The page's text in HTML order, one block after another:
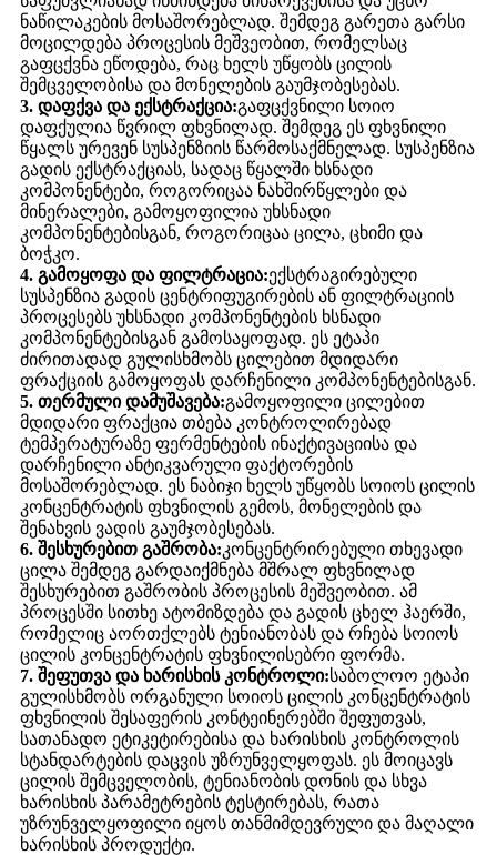
ნაწილაკების მოსაშორებლად. შემდეგ გარეთა გარსი
მოცილდება პროცესის მეშვეობით, რომელსაც
გაფცქვნა ეწოდება, რაც ხელს უწყობს ცილის
შემცველობისა და მონელების გაუმჯობესებას.
3. დაფქვა და ექსტრაქცია:გაფცქვნილი სოიო
დაფქულია წვრილ ფხვნილად. შემდეგ ეს ფხვნილი
წყალს ურევენ სუსპენზიის წარმოსაქმნელად. სუსპენზია
გადის ექსტრაქციას, სადაც წყალში ხსნადი
კომპონენტები, როგორიცაა ნახშირწყლები და
მინერალები, გამოყოფილია უხსნადი
კომპონენტებისგან, როგორიცაა ცილა, ცხიმი და
ბოჭკო.
4. გამოყოფა და ფილტრაცია:ექსტრაგირებული
სუსპენზია გადის ცენტრიფუგირების ან ფილტრაციის
პროცესებს უხსნადი კომპონენტების ხსნადი
კომპონენტებისგან გამოსაყოფად. ეს ეტაპი
ძირითადად გულისხმობს ცილებით მდიდარი
ფრაქციის გამოყოფას დარჩენილი კომპონენტებისგან.
5. თერმული დამუშავება:გამოყოფილი ცილებით
მდიდარი ფრაქცია თბება კონტროლირებად
ტემპერატურაზე ფერმენტების ინაქტივაციისა და
დარჩენილი ანტიკვარული ფაქტორების
მოსაშორებლად. ეს ნაბიჯი ხელს უწყობს სოიოს ცილის
კონცენტრატის ფხვნილის გემოს, მონელების და
შენახვის ვადის გაუმჯობესებას.
6. შესხურებით გაშრობა:კონცენტრირებული თხევადი
ცილა შემდეგ გარდაიქმნება მშრალ ფხვნილად
შესხურებით გაშრობის პროცესის მეშვეობით. ამ
პროცესში სითხე ატომიზდება და გადის ცხელ ჰაერში,
რომელიც აორთქლებს ტენიანობას და რჩება სოიოს
ცილის კონცენტრატის ფხვნილისებრი ფორმა.
7. შეფუთვა და ხარისხის კონტროლი:საბოლოო ეტაპი
გულისხმობს ორგანული სოიოს ცილის კონცენტრატის
ფხვნილის შესაფერის კონტეინერებში შეფუთვას,
სათანადო ეტიკეტირებისა და ხარისხის კონტროლის
სტანდარტების დაცვის უზრუნველყოფას. ეს მოიცავს
ცილის შემცველობის, ტენიანობის დონის და სხვა
ხარისხის პარამეტრების ტესტირებას, რათა
უზრუნველყოფილი იყოს თანმიმდევრული და მაღალი
ხარისხის პროდუქტი.